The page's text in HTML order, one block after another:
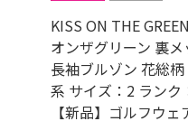
KISS ON THE
オンザグリーン 裏メ
長袖ブルゾン 花総柄
系 サイズ：2 ランク
【新品】ゴルフウェ